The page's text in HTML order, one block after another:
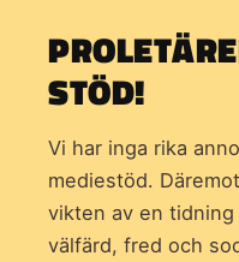
STÖD!
Vi har inga rika
mediestöd.
vikten av en tidning
välfärd, fred och